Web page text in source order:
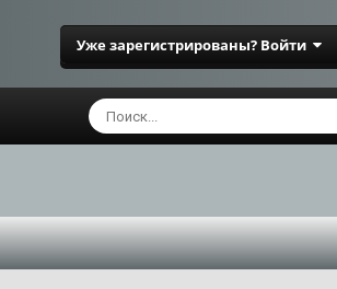
Уже зарегистрированы? Войти